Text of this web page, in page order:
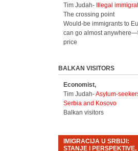
Tim Judah-
Illegal
The crossing point
Would-be immigrants to
can go almost
price
BALKAN VISITORS
Economist,
Tim Judah-Asylum-
Serbia and Kosovo
Balkan visitors
IMIGRACIJA U SRBIJI:
STANJE I PERSPEKTIVE,